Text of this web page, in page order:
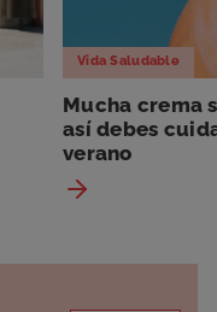
Vida Saludable
Mucha crema
así debes
verano